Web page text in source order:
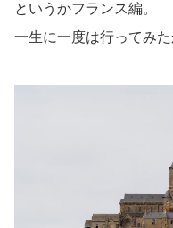
というかフランス編。
一生に一度は行ってみ